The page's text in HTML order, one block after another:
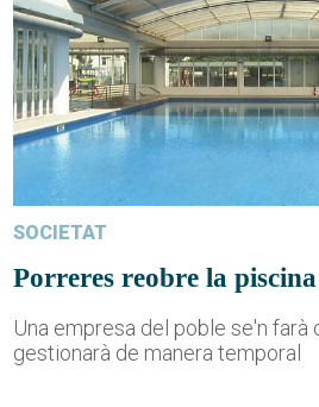
SOCIETAT
Porreres reobre la
Una empresa del poble se'n farà
gestionarà de manera temporal